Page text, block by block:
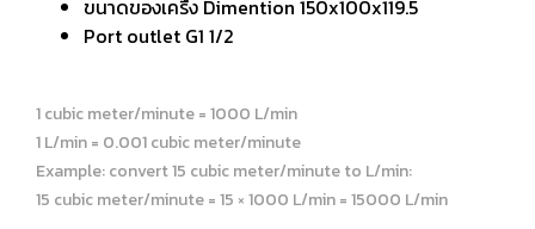
ขนาดของเครื่ง Dimention 150x100x119.5
Port outlet G1 1/2
1 cubic meter/minute = 1000 L/min
1 L/min = 0.001 cubic meter/minute
Example: convert 15 cubic meter/minute to L/min:
15 cubic meter/minute = 15 × 1000 L/min = 15000 L/min